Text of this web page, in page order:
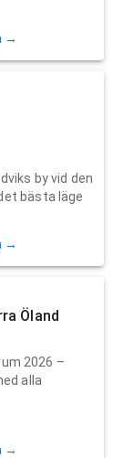
→
by vid den
bästa läge
→
Öland
2026 –
alla
→